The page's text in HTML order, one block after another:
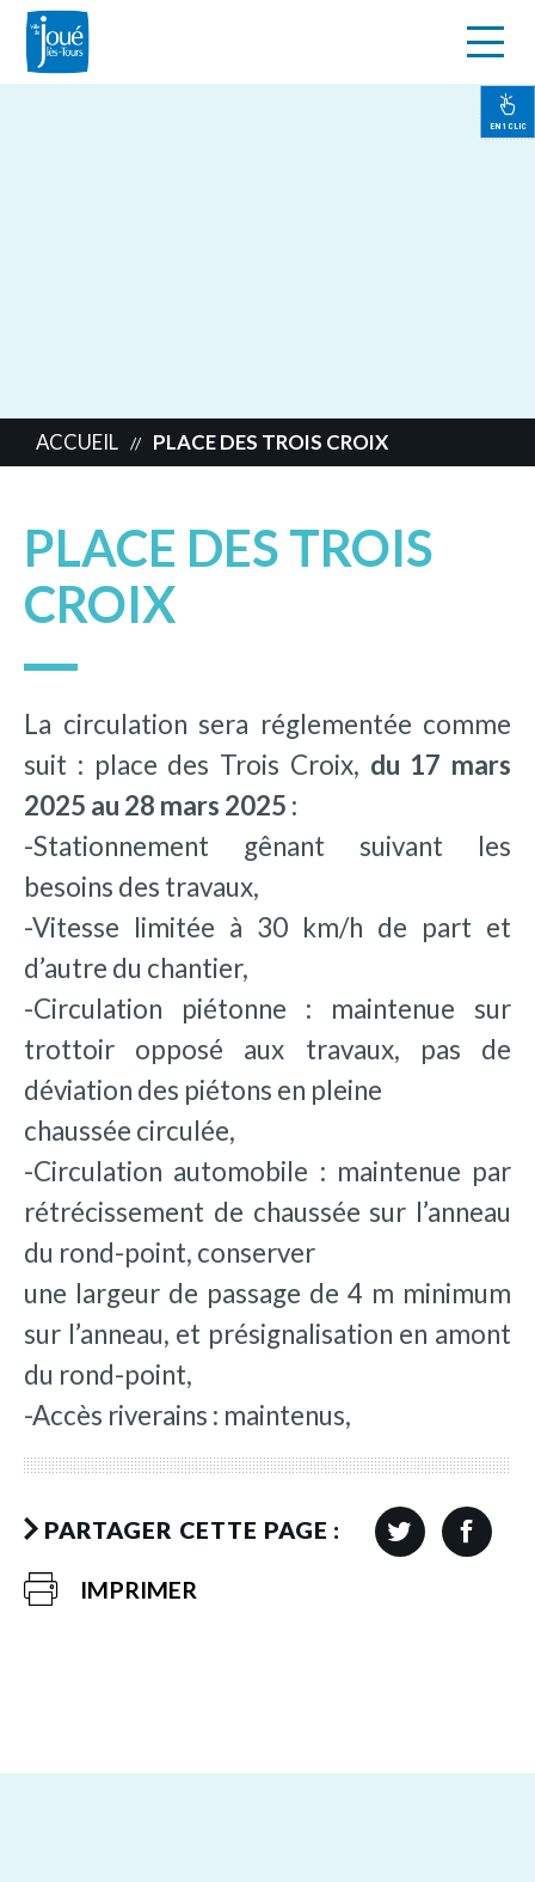
EN 1 CLIC
ACCUEIL // PLACE DES TROIS CROIX
PLACE DES TROIS
CROIX
La circulation sera réglementée comme
suit : place des Trois Croix, du 17 mars
2025 au 28 mars 2025 :
-Stationnement gênant suivant les
besoins des travaux,
-Vitesse limitée à 30 km/h de part et
d’autre du chantier,
-Circulation piétonne : maintenue sur
trottoir opposé aux travaux, pas de
déviation des piétons en pleine
chaussée circulée,
-Circulation automobile : maintenue par
rétrécissement de chaussée sur l’anneau
du rond-point, conserver
une largeur de passage de 4 m minimum
sur l’anneau, et présignalisation en amont
du rond-point,
-Accès riverains : maintenus,
PARTAGER CETTE PAGE :
IMPRIMER